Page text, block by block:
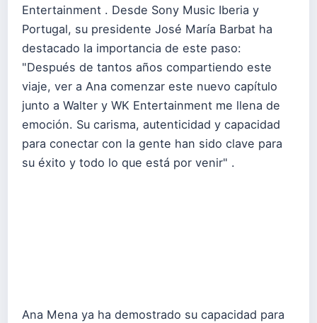
Entertainment . Desde Sony Music Iberia y
Portugal, su presidente José María Barbat ha
destacado la importancia de este paso:
"Después de tantos años compartiendo este
viaje, ver a Ana comenzar este nuevo capítulo
junto a Walter y WK Entertainment me llena de
emoción. Su carisma, autenticidad y capacidad
para conectar con la gente han sido clave para
su éxito y todo lo que está por venir" .
Ana Mena ya ha demostrado su capacidad para